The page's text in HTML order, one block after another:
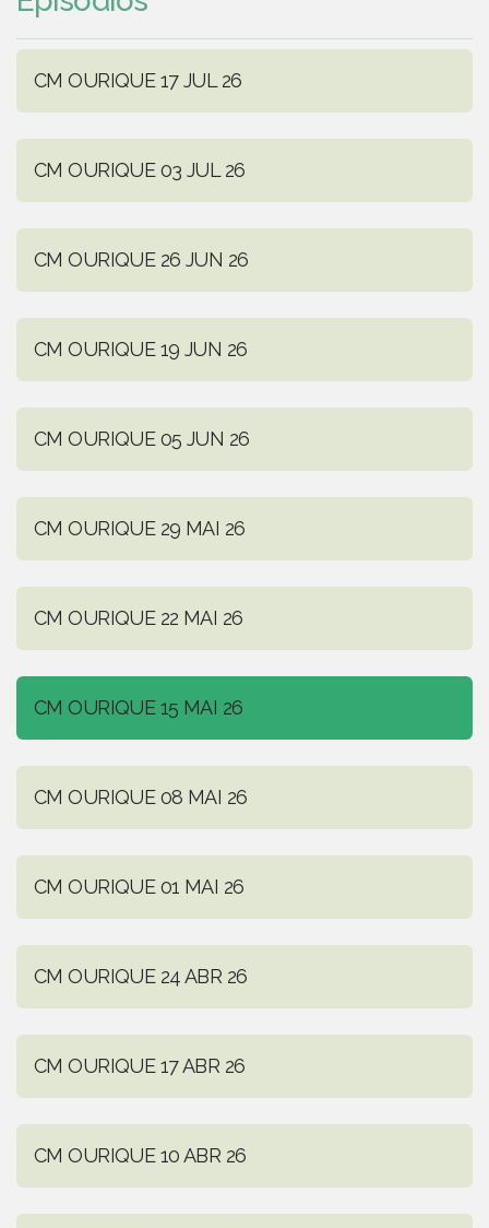
CM OURIQUE 17 JUL 26
CM OURIQUE 03 JUL 26
CM OURIQUE 26 JUN 26
CM OURIQUE 19 JUN 26
CM OURIQUE 05 JUN 26
CM OURIQUE 29 MAI 26
CM OURIQUE 22 MAI 26
CM OURIQUE 15 MAI 26
CM OURIQUE 08 MAI 26
CM OURIQUE 01 MAI 26
CM OURIQUE 24 ABR 26
CM OURIQUE 17 ABR 26
CM OURIQUE 10 ABR 26